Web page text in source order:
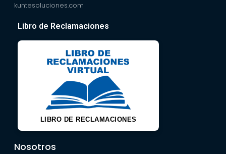
kuntesoluciones.com
Libro de Reclamaciones
LIBRO DE RECLAMACIONES
Nosotros